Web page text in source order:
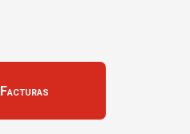
Facturas